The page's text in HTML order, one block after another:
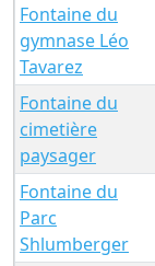
Fontaine du
gymnase Léo
Tavarez
Fontaine du
cimetière
paysager
Fontaine du
Parc
Shlumberger